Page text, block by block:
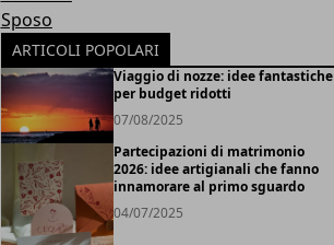
Sposo
ARTICOLI POPOLARI
Viaggio di nozze: idee fantastiche
per budget ridotti
07/08/2025
Partecipazioni di matrimonio
2026: idee artigianali che fanno
innamorare al primo sguardo
04/07/2025